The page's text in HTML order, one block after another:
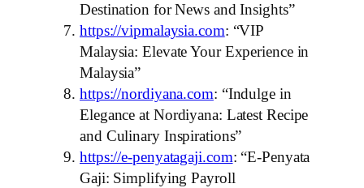
Destination for News and Insights”
https://vipmalaysia.com: “VIP
Malaysia: Elevate Your Experience in
Malaysia”
https://nordiyana.com: “Indulge in
Elegance at Nordiyana: Latest Recipe
and Culinary Inspirations”
https://e-penyatagaji.com: “E-Penyata
Gaji: Simplifying Payroll